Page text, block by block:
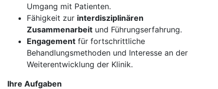
Umgang mit Patienten.
Fähigkeit zur interdisziplinären
Zusammenarbeit und Führungserfahrung.
Engagement für fortschrittliche
Behandlungsmethoden und Interesse an der
Weiterentwicklung der Klinik.
Ihre Aufgaben